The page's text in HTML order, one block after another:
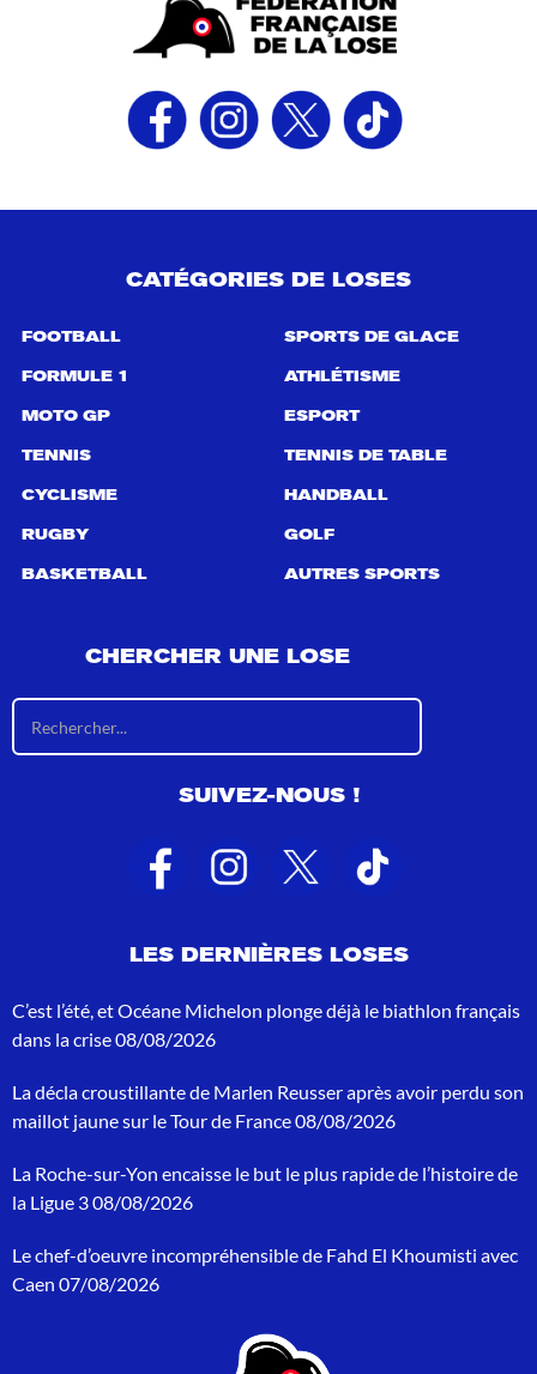
CATÉGORIES DE LOSES
FOOTBALL
FORMULE 1
MOTO GP
TENNIS
CYCLISME
RUGBY
BASKETBALL
SPORTS DE GLACE
ATHLÉTISME
ESPORT
TENNIS DE TABLE
HANDBALL
GOLF
AUTRES SPORTS
CHERCHER UNE LOSE
s
l
a
t
s
r
c
c
h
o
:
SUIVEZ-NOUS !
LES DERNIÈRES LOSES
C’est l’été, et Océane Michelon plonge déjà le biathlon français
dans la crise08/08/2026
La décla croustillante de Marlen Reusser après avoir perdu son
maillot jaune sur le Tour de France08/08/2026
La Roche-sur-Yon encaisse le but le plus rapide de l’histoire de
la Ligue 308/08/2026
Le chef-d’oeuvre incompréhensible de Fahd El Khoumisti avec
Caen 07/08/2026